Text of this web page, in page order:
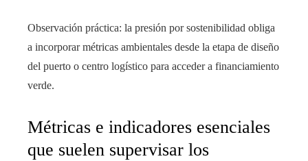
Observación práctica: la presión por sostenibilidad obliga
a incorporar métricas ambientales desde la etapa de diseño
del puerto o centro logístico para acceder a financiamiento
verde.
Métricas e indicadores esenciales
que suelen supervisar los